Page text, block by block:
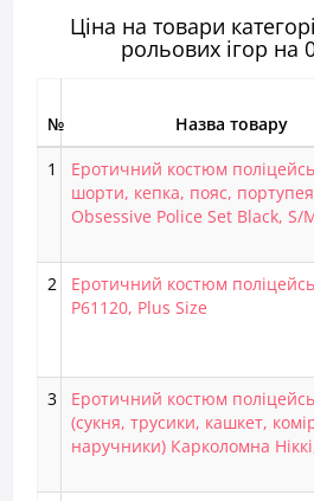
Ціна на товари
рольових ігор на
№ Назва товару
1
Еротичний костюм
шорти, кепка, пояс,
Obsessive Police Set Black, S/
2
Еротичний костюм
P61120, Plus Size
3
Еротичний костюм
(сукня, трусики, кашкет,
наручники) Карколомна